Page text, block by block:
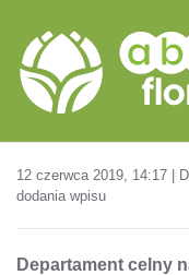
Przejdź do treści
12 czerwca 2019, 14:17 |
dodania wpisu
Departament celny